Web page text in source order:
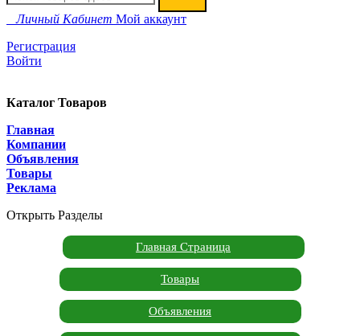
Личный Кабинет Мой аккаунт
Регистрация
Войти
Каталог Товаров
Главная
Компании
Объявления
Товары
Реклама
Открыть Разделы
Главная Страница
Товары
Объявления